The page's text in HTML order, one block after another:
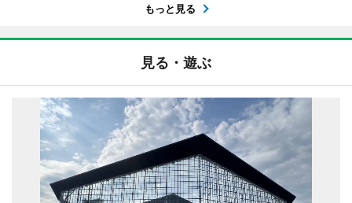
もっと見る
見る・遊ぶ